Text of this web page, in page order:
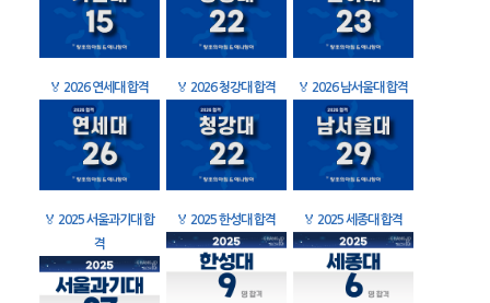
🏅 2026 연세대 합격 🏅 2026 청강대 합격 🏅 2026 남서울대 합격
🏅 2025 서울과기대 합
격
🏅 2025 한성대 합격 🏅 2025 세종대 합격